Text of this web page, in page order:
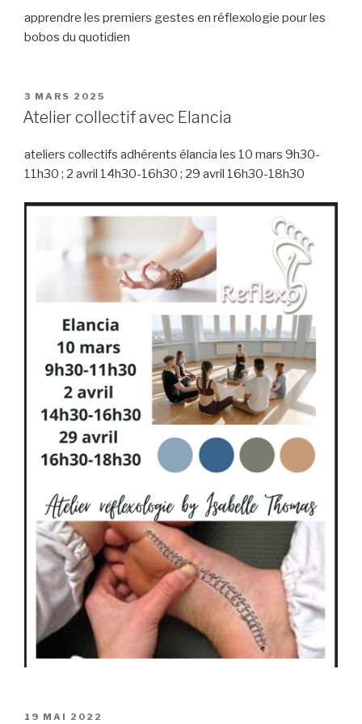
apprendre les premiers gestes en réflexologie pour les
bobos du quotidien
PUBLIÉ
LE
3 MARS 2025
Atelier collectif avec Elancia
ateliers collectifs adhérents élancia les 10 mars 9h30-
11h30 ; 2 avril 14h30-16h30 ; 29 avril 16h30-18h30
PUBLIÉ
19 MAI 2022